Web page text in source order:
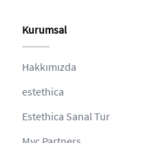
Kurumsal
Hakkımızda
estethica
Estethica Sanal Tur